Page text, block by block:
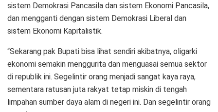
sistem Demokrasi Pancasila dan sistem Ekonomi Pancasila,
dan mengganti dengan sistem Demokrasi Liberal dan
sistem Ekonomi Kapitalistik.
“Sekarang pak Bupati bisa lihat sendiri akibatnya, oligarki
ekonomi semakin menggurita dan menguasai semua sektor
di republik ini. Segelintir orang menjadi sangat kaya raya,
sementara ratusan juta rakyat tetap miskin di tengah
limpahan sumber daya alam di negeri ini. Dan segelintir orang